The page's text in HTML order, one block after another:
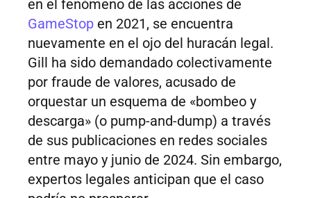
en el fenómeno de las acciones de
GameStop en 2021, se encuentra
nuevamente en el ojo del huracán legal.
Gill ha sido demandado colectivamente
por fraude de valores, acusado de
orquestar un esquema de «bombeo y
descarga» (o pump-and-dump) a través
de sus publicaciones en redes sociales
entre mayo y junio de 2024. Sin embargo,
expertos legales anticipan que el caso